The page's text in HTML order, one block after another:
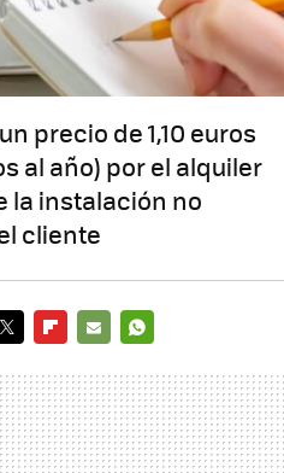
precio de 1,10 euros
al año) por el alquiler
la instalación no
cliente
MAIL